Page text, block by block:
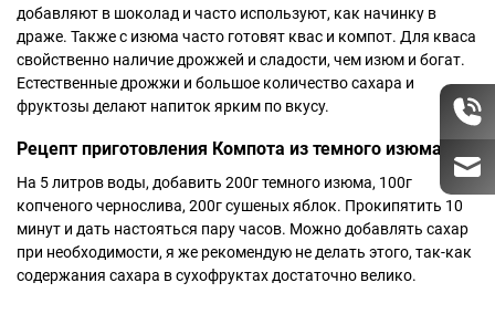
добавляют в шоколад и часто используют, как начинку в
драже. Также с изюма часто готовят квас и компот. Для кваса
свойственно наличие дрожжей и сладости, чем изюм и богат.
Естественные дрожжи и большое количество сахара и
фруктозы делают напиток ярким по вкусу.
Рецепт приготовления Компота из темного изюма:
На 5 литров воды, добавить 200г темного изюма, 100г
копченого чернослива, 200г сушеных яблок. Прокипятить 10
минут и дать настояться пару часов. Можно добавлять сахар
при необходимости, я же рекомендую не делать этого, так-как
содержания сахара в сухофруктах достаточно велико.